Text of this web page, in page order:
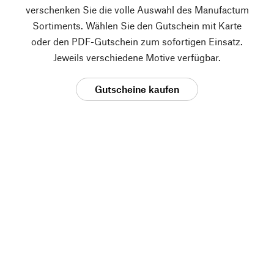
verschenken Sie die volle Auswahl des Manufactum
Sortiments. Wählen Sie den Gutschein mit Karte
oder den PDF-Gutschein zum sofortigen Einsatz.
Jeweils verschiedene Motive verfügbar.
Gutscheine kaufen